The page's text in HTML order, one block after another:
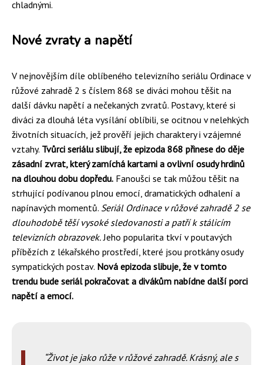
chladnými.
Nové zvraty a napětí
V nejnovějším díle oblíbeného televizního seriálu Ordinace v
růžové zahradě 2 s číslem 868 se diváci mohou těšit na
další dávku napětí a nečekaných zvratů. Postavy, které si
diváci za dlouhá léta vysílání oblíbili, se ocitnou v nelehkých
životních situacích, jež prověří jejich charaktery i vzájemné
vztahy. Tvůrci seriálu slibují, že epizoda 868 přinese do děje
zásadní zvrat, který zamíchá kartami a ovlivní osudy hrdinů
na dlouhou dobu dopředu. Fanoušci se tak můžou těšit na
strhující podívanou plnou emocí, dramatických odhalení a
napínavých momentů. Seriál Ordinace v růžové zahradě 2 se
dlouhodobě těší vysoké sledovanosti a patří k stálicím
televizních obrazovek.Jeho popularita tkví v poutavých
příbězích z lékařského prostředí, které jsou protkány osudy
sympatických postav. Nová epizoda slibuje, že v tomto
trendu bude seriál pokračovat a divákům nabídne další porci
napětí a emocí.
Život je jako růže v růžové zahradě. Krásný, ale s